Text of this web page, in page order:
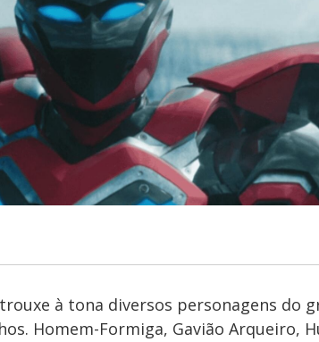
à tona diversos personagens do
Homem-Formiga, Gavião Arqueiro,